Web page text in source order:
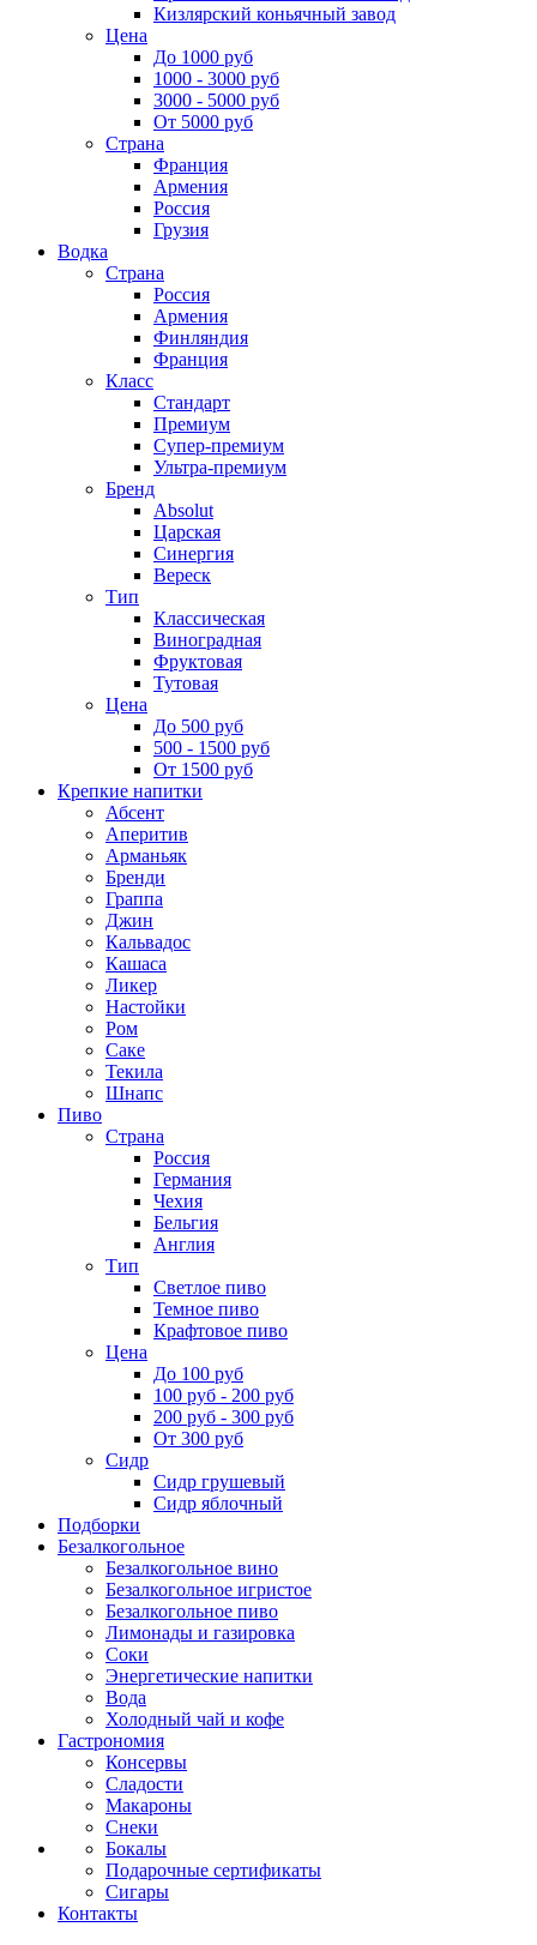
Кизлярский коньячный завод
Цена
До 1000 руб
1000 - 3000 руб
3000 - 5000 руб
От 5000 руб
Страна
Франция
Армения
Россия
Грузия
Водка
Страна
Россия
Армения
Финляндия
Франция
Класс
Стандарт
Премиум
Супер-премиум
Ультра-премиум
Бренд
Absolut
Царская
Синергия
Вереск
Тип
Классическая
Виноградная
Фруктовая
Тутовая
Цена
До 500 руб
500 - 1500 руб
От 1500 руб
Крепкие напитки
Абсент
Аперитив
Арманьяк
Бренди
Граппа
Джин
Кальвадос
Кашаса
Ликер
Настойки
Ром
Саке
Текила
Шнапс
Пиво
Страна
Россия
Германия
Чехия
Бельгия
Англия
Тип
Светлое пиво
Темное пиво
Крафтовое пиво
Цена
До 100 руб
100 руб - 200 руб
200 руб - 300 руб
От 300 руб
Сидр
Сидр грушевый
Сидр яблочный
Подборки
Безалкогольное
Безалкогольное вино
Безалкогольное игристое
Безалкогольное пиво
Лимонады и газировка
Соки
Энергетические напитки
Вода
Холодный чай и кофе
Гастрономия
Консервы
Сладости
Макароны
Снеки
Бокалы
Подарочные сертификаты
Сигары
Контакты